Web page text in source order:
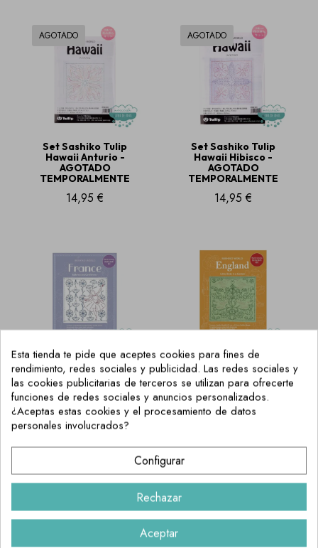
AGOTADO
Set Sashiko Tulip
Hawaii Anturio -
AGOTADO
TEMPORALMENTE
14,95 €
AGOTADO
Set Sashiko Tulip
Hawaii Hibisco -
AGOTADO
TEMPORALMENTE
14,95 €
Set Sashiko Tulip
France Bailarina
14,95 €
Set Sashiko Tulip
England Jardín
14,95 €
Esta tienda te pide que aceptes cookies para fines de
¿Aceptas estas cookies y el procesamiento de datos
personales involucrados?
Aceptar